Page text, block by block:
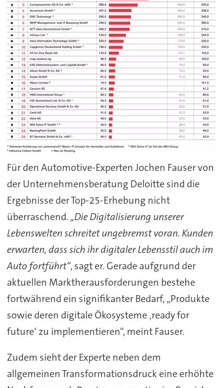
Für den Automotive-Experten Jochen Fauser von
der Unternehmensberatung Deloitte sind die
Ergebnisse der Top-25-Erhebung nicht
überraschend.„Die Digitalisierung unserer
Lebenswelten schreitet ungebremst voran. Kunden
erwarten, dass sich ihr digitaler Lebensstil auch im
Auto fortführt“, sagt er. Gerade aufgrund der
aktuellen Marktherausforderungen bestehe
fortwährend ein signifikanter Bedarf, „Produkte
sowie deren digitale Ökosysteme ‚ready for
future‘ zu implementieren“, meint Fauser.
Zudem sieht der Experte neben dem
allgemeinen Transformationsdruck eine erhöhte